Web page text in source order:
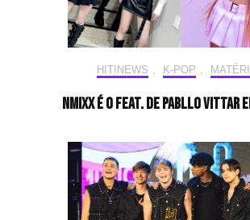
HIT!NEWS K-POP
NMIXX é o feat. de Pabllo Vittar